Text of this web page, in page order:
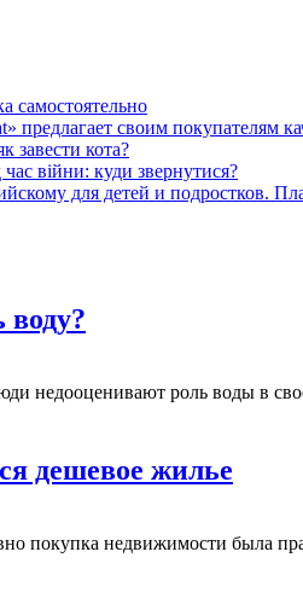
самостоятельно
предлагает своим
завести кота?
війни: куди звернутися?
для детей и подростков.
воду?
недооценивают роль воды в
дешевое жилье
покупка недвижимости была